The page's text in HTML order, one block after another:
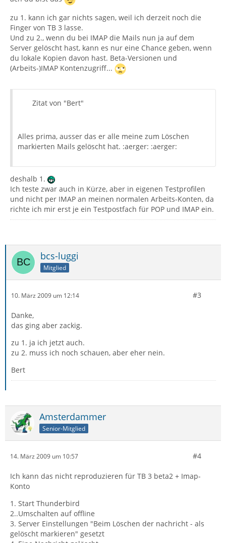
zu 1. kann ich gar nichts sagen, weil ich derzeit noch die
Finger von TB 3 lasse.
Und zu 2., wenn du bei IMAP die Mails nun ja auf dem
Server gelöscht hast, kann es nur eine Chance geben, wenn
du lokale Kopien davon hast. Beta-Versionen und
(Arbeits-)IMAP Kontenzugriff...
Zitat von "Bert"
Alles prima, ausser das er alle meine zum Löschen
markierten Mails gelöscht hat. :aerger: :aerger:
deshalb 1.
Ich teste zwar auch in Kürze, aber in eigenen Testprofilen
und nicht per IMAP an meinen normalen Arbeits-Konten, da
richte ich mir erst je ein Testpostfach für POP und IMAP ein.
bcs-luggi
Mitglied
10. März 2009 um 12:14 #3
Danke,
das ging aber zackig.
zu 1. ja ich jetzt auch.
zu 2. muss ich noch schauen, aber eher nein.
Bert
Amsterdammer
Senior-Mitglied
14. März 2009 um 10:57 #4
Ich kann das nicht reproduzieren für TB 3 beta2 + Imap-
Konto
1. Start Thunderbird
2..Umschalten auf offline
3. Server Einstellungen "Beim Löschen der nachricht - als
gelöscht markieren" gesetzt